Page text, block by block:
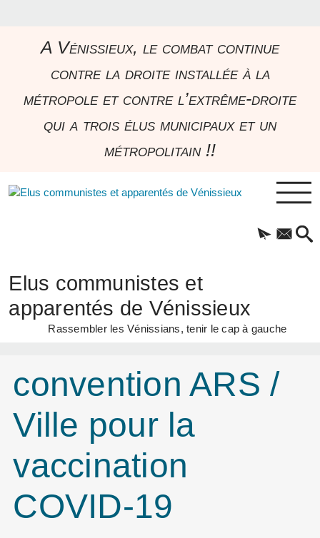
A Vénissieux, le combat continue
contre la droite installée à la
métropole et contre l’extrême-droite
qui a trois élus municipaux et un
métropolitain !!
Elus communistes et
apparentés de Vénissieux
Rassembler les Vénissians, tenir le cap à gauche
convention ARS /
Ville pour la
vaccination
COVID-19